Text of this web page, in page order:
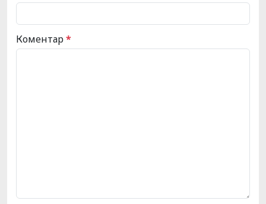
Коментар*